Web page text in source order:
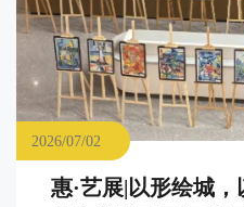
惠·艺展|以形绘城
2026/07/02